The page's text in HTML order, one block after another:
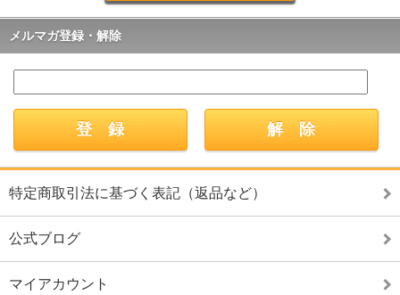
メルマガ登録・解除
特定商取引法に基づく表記（返品など）
公式ブログ
マイアカウント